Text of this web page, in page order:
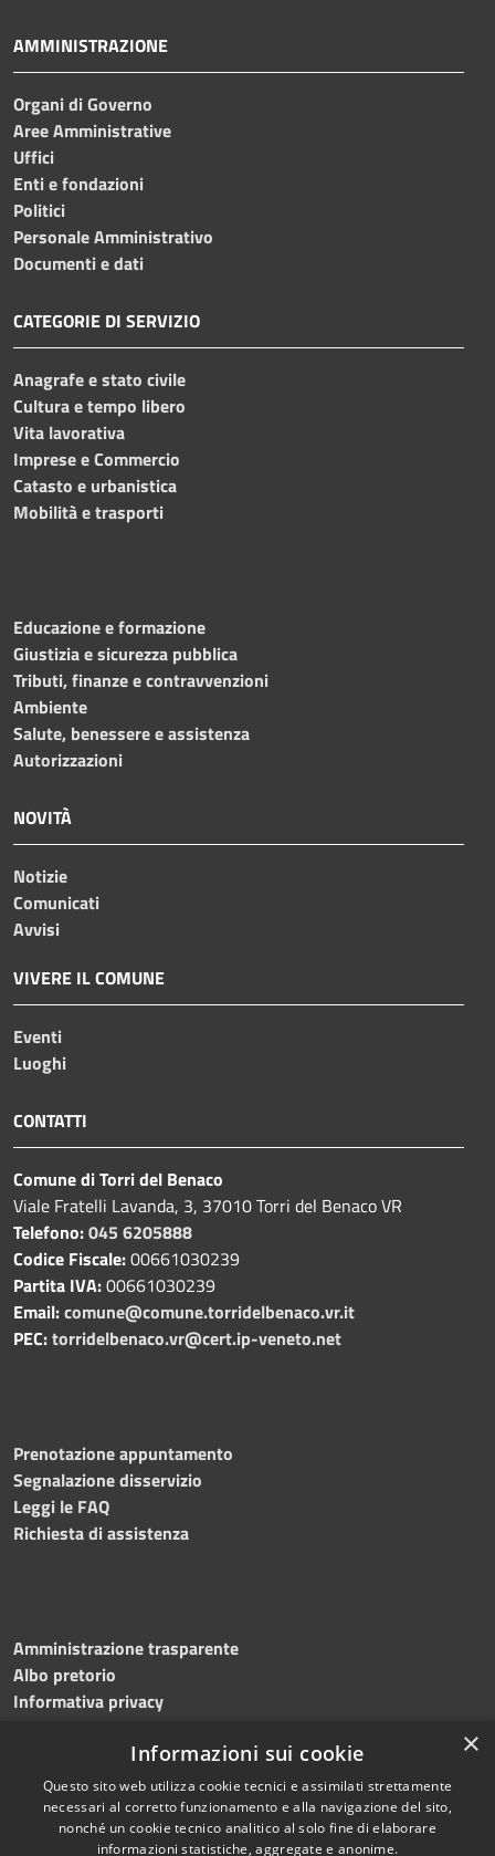
AMMINISTRAZIONE
Organi di Governo
Aree Amministrative
Uffici
Enti e fondazioni
Politici
Personale Amministrativo
Documenti e dati
CATEGORIE DI SERVIZIO
Anagrafe e stato civile
Cultura e tempo libero
Vita lavorativa
Imprese e Commercio
Catasto e urbanistica
Mobilità e trasporti
Educazione e formazione
Giustizia e sicurezza pubblica
Tributi, finanze e contravvenzioni
Ambiente
Salute, benessere e assistenza
Autorizzazioni
NOVITÀ
Notizie
Comunicati
Avvisi
VIVERE IL COMUNE
Eventi
Luoghi
CONTATTI
Comune di Torri del Benaco
Viale Fratelli Lavanda, 3, 37010 Torri del Benaco VR
Telefono:045 6205888
Codice Fiscale:00661030239
Partita IVA:00661030239
Email:comune@comune.torridelbenaco.vr.it
PEC:torridelbenaco.vr@cert.ip-veneto.net
Prenotazione appuntamento
Segnalazione disservizio
Leggi le FAQ
Richiesta di assistenza
Amministrazione trasparente
Albo pretorio
Informativa privacy
Dichiarazione di accessibilità
×
Informazioni sui cookie
Questo sito web utilizza cookie tecnici e assimilati strettamente
necessari al corretto funzionamento e alla navigazione del sito,
nonché un cookie tecnico analitico al solo fine di elaborare
informazioni statistiche, aggregate e anonime.